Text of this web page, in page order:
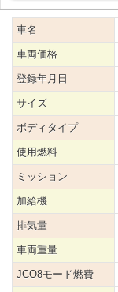
車名
車両価格
登録年月日
サイズ
ボディタイプ
使用燃料
ミッション
加給機
排気量
車両重量
JCO8モード燃費